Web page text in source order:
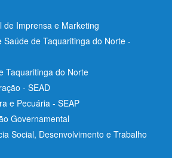
de Imprensa e Marketing
Saúde de Taquaritinga do Norte -
Taquaritinga do Norte
- SEAD
e Pecuária - SEAP
Governamental
Social, Desenvolvimento e Trabalho